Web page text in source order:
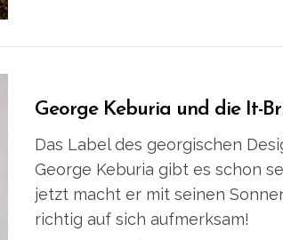
George Keburia und die It-
Das Label des georgischen
George Keburia gibt es schon
jetzt macht er mit seinen
richtig auf sich aufmerksam!